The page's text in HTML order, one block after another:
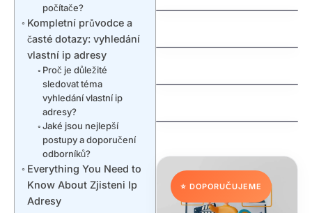
počítače?
Kompletní průvodce a
časté dotazy: vyhledání
vlastní ip adresy
Proč je důležité
sledovat téma
vyhledání vlastní ip
adresy?
Jaké jsou nejlepší
postupy a doporučení
odborníků?
Everything You Need to
Know About Zjisteni Ip
Adresy
⭐ DOPORUČUJEME